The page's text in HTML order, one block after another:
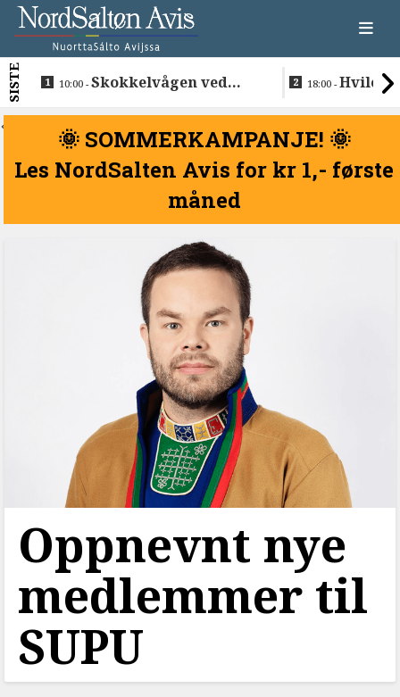
SISTE 10:00 -Skokkelvågen ved
18:00 -Hvile i
<
🌞 SOMMERKAMPANJE! 🌞
Les NordSalten Avis for kr 1,- første
måned
Oppnevnt nye
medlemmer til
SUPU